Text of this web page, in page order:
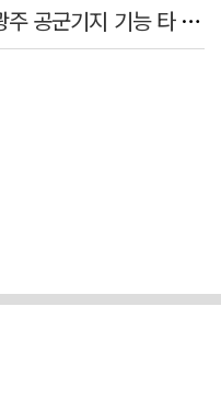
이 대통령 "2028년 중순까지 광주 공군기지 기능 타 기지 이전"